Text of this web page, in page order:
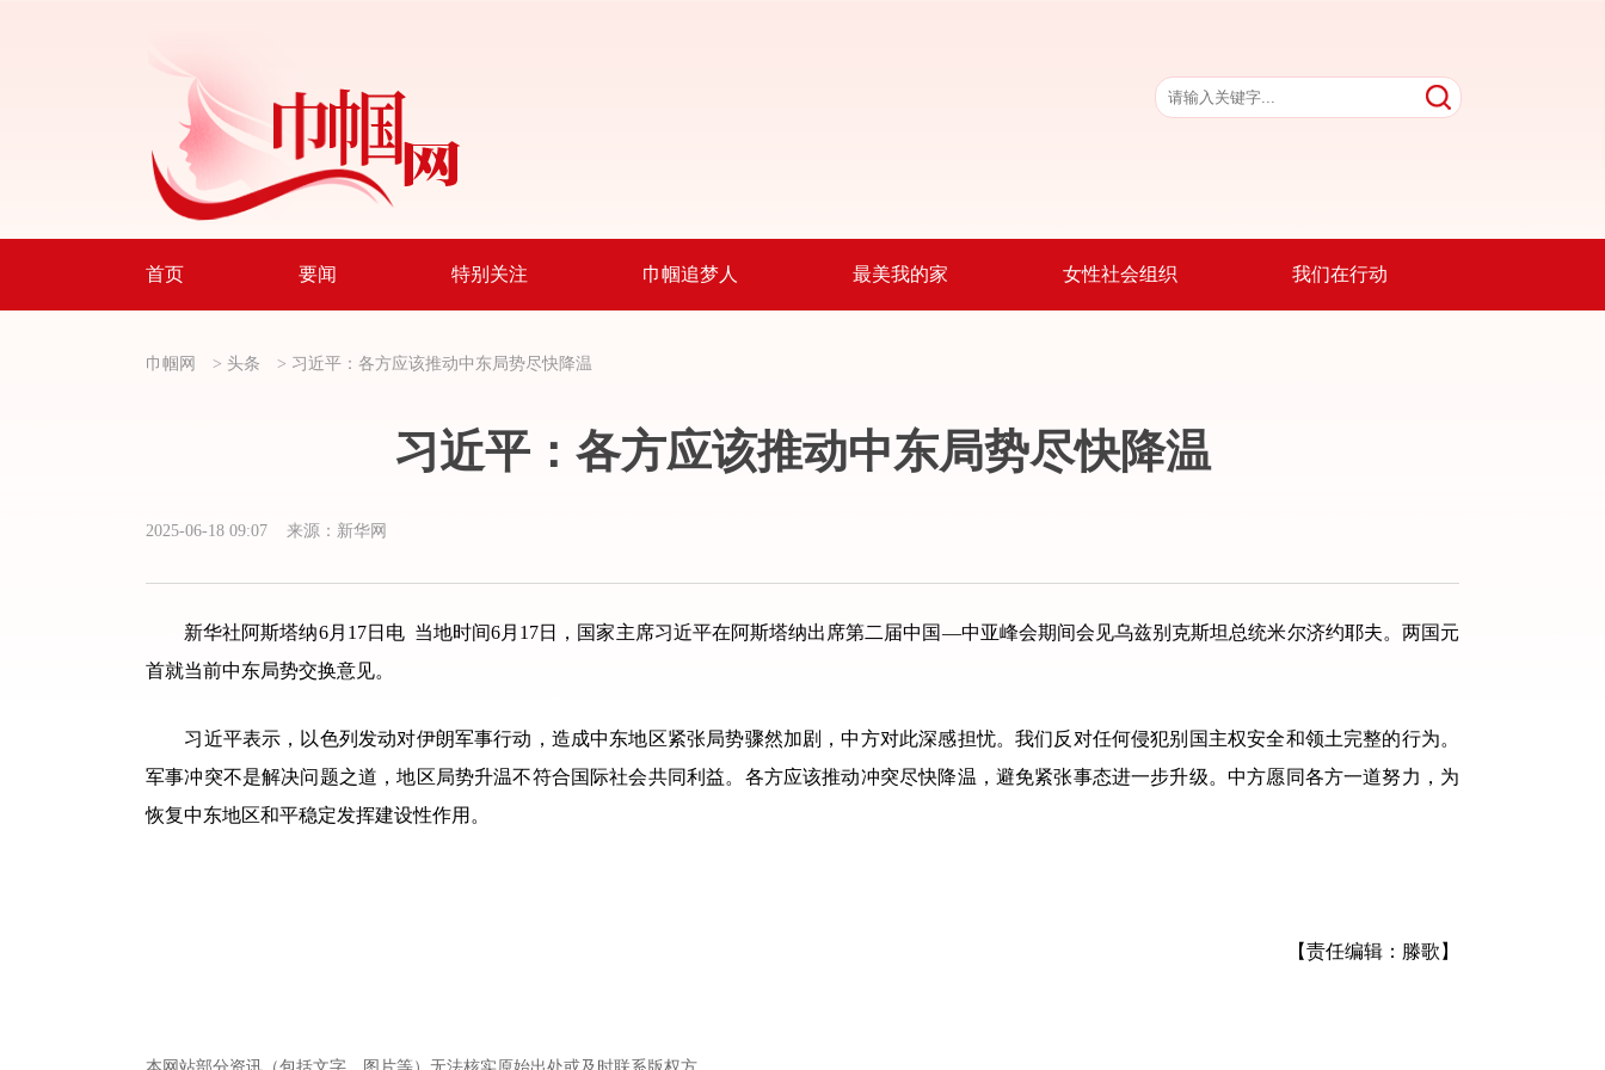
首页 要闻 特别关注 巾帼追梦人 最美我的家 女性社会组织 我们在行动
巾帼网 > 头条 > 习近平：各方应该推动中东局势尽快降温
习近平：各方应该推动中东局势尽快降温
2025-06-18 09:07 来源：新华网
新华社阿斯塔纳6月17日电 当地时间6月17日，国家主席习近平在阿斯塔纳出席第二届中国—中亚峰会期间会见乌兹别克斯坦总统米尔济约耶夫。两国元
首就当前中东局势交换意见。
习近平表示，以色列发动对伊朗军事行动，造成中东地区紧张局势骤然加剧，中方对此深感担忧。我们反对任何侵犯别国主权安全和领土完整的行为。
军事冲突不是解决问题之道，地区局势升温不符合国际社会共同利益。各方应该推动冲突尽快降温，避免紧张事态进一步升级。中方愿同各方一道努力，为
恢复中东地区和平稳定发挥建设性作用。
【责任编辑：滕歌】